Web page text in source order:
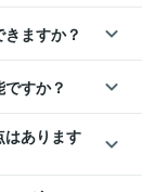
ますか？
すか？
あります